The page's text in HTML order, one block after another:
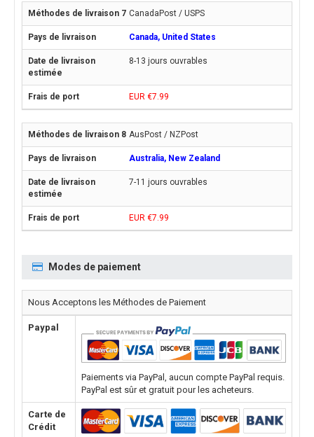
CanadaPost / USPS
Canada, United States
8-13 jours ouvrables
EUR €7.99
AusPost / NZPost
Australia, New Zealand
7-11 jours ouvrables
EUR €7.99
Modes de paiement
Nous Acceptons les Méthodes de Paiement
Paypal
Paiements via PayPal, aucun compte PayPal requis.
PayPal est sûr et gratuit pour les acheteurs.
Carte de
Crédit